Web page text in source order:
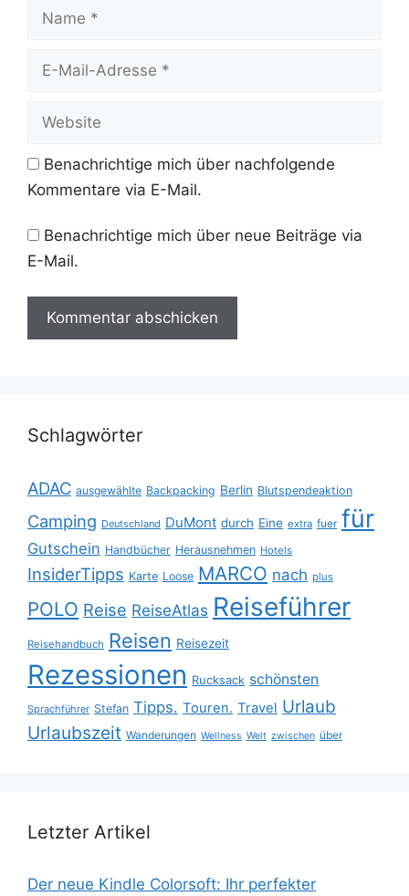
Mail-
Benachrichtige mich über nachfolgende
Kommentare via E-Mail.
Benachrichtige mich über neue Beiträge via
E-Mail.
Schlagwörter
ADAC ausgewählte Backpacking Berlin Blutspendeaktion
Camping Deutschland DuMont durch Eine extra fuer für
Gutschein Handbücher Herausnehmen Hotels
InsiderTipps Karte Loose MARCO nach plus
POLO Reise ReiseAtlas Reiseführer
Reisehandbuch Reisen Reisezeit
Rezessionen Rucksack schönsten
Sprachführer Stefan Tipps. Touren. Travel Urlaub
Urlaubszeit Wanderungen Wellness Welt zwischen über
Letzter Artikel
Der neue Kindle Colorsoft: Ihr perfekter